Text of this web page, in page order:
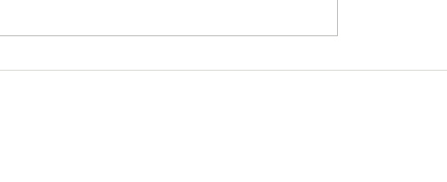
Turniej Szachowy o
Egzamin praktyczny na kartę